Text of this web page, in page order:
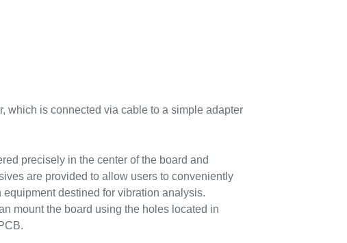
which is connected via cable to a simple adapter
precisely in the center of the board and
are provided to allow users to conveniently
equipment destined for vibration analysis.
mount the board using the holes located in